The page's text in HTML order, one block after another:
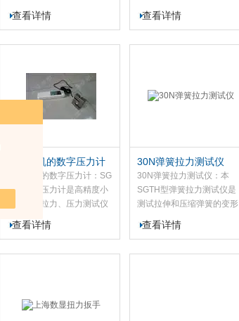
测试仪器。此款小型推拉力
计现应用于车间和电子、高
查看详情
睛”。此款机械式测力计可测
试较大负荷的推力、拉力测
查看详情
自动关机的数字压力计
自动关机的数字压力计：SG
系列数字压力计是高精度小
型便携式拉力、压力测试仪
器。 本款数字压力计具有高
精度高分辨率。自动关机时
查看详情
30N弹簧拉力测试仪
30N弹簧拉力测试仪：本
SGTH型弹簧拉力测试仪是
测试拉伸和压缩弹簧的变形
量和负荷关系特性的仪器。
此款弹簧拉力测试仪适用拉
查看详情